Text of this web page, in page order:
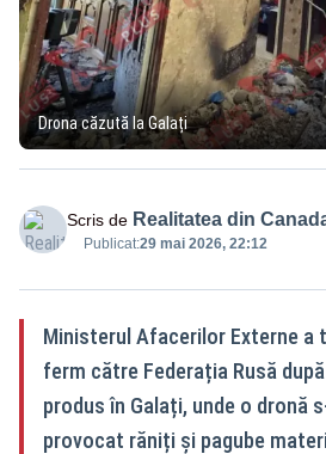
Drona căzută la Galați
Scris de Realitatea din
Publicat:29 mai 2026, 22:12
Ministerul Afacerilor Externe a
ferm către Federația Rusă
produs în Galați, unde o dronă
provocat răniți și pagube